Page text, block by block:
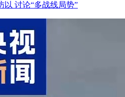
以 讨论“多战线局势”